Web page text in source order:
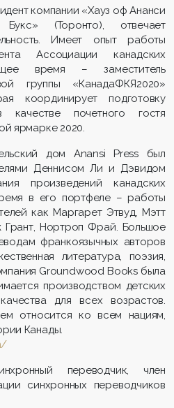
компании «Хауз оф Ананси
(Торонто), отвечает
Имеет опыт работы
Ассоциации канадских
время – заместитель
группы «КанадаФКЯ2020»
координирует подготовку
качестве почетного гостя
ярмарке 2020.
дом Anansi Press был
Деннисом Ли и Дэвидом
произведений канадских
в его портфеле – работы
как Маргарет Этвуд, Мэтт
Нортроп Фрай. Большое
франкоязычных авторов
литература, поэзия,
Groundwood Books была
производством детских
для всех возрастов.
относится ко всем нациям,
Канады.
переводчик, член
синхронных переводчиков